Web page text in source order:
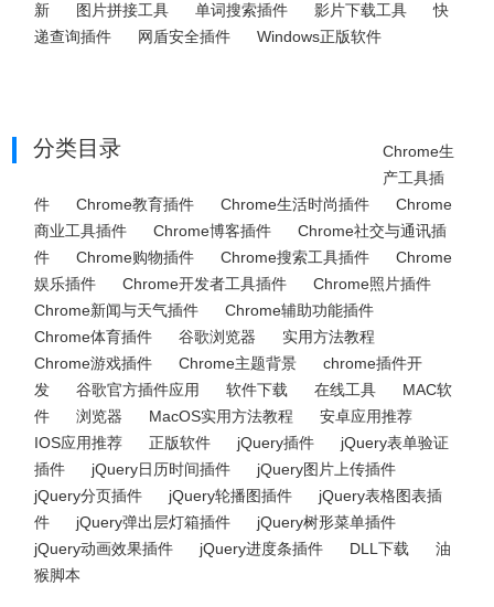
新
图片拼接工具 单词搜索插件 影片下载工具
快
递查询插件
网盾安全插件 Windows正版软件
分类目录
Chrome生
产工具插
件
Chrome教育插件 Chrome生活时尚插件
Chrome
商业工具插件
Chrome博客插件
Chrome社交与通讯插
件
Chrome购物插件 Chrome搜索工具插件
Chrome
娱乐插件
Chrome开发者工具插件
Chrome照片插件
Chrome新闻与天气插件
Chrome辅助功能插件
Chrome体育插件
谷歌浏览器
实用方法教程
Chrome游戏插件
Chrome主题背景
chrome插件开
发
谷歌官方插件应用 软件下载 在线工具
MAC软
件
浏览器 MacOS实用方法教程
安卓应用推荐
IOS应用推荐
正版软件 jQuery插件
jQuery表单验证
插件
jQuery日历时间插件
jQuery图片上传插件
jQuery分页插件
jQuery轮播图插件
jQuery表格图表插
件
jQuery弹出层灯箱插件
jQuery树形菜单插件
jQuery动画效果插件
jQuery进度条插件 DLL下载
油
猴脚本